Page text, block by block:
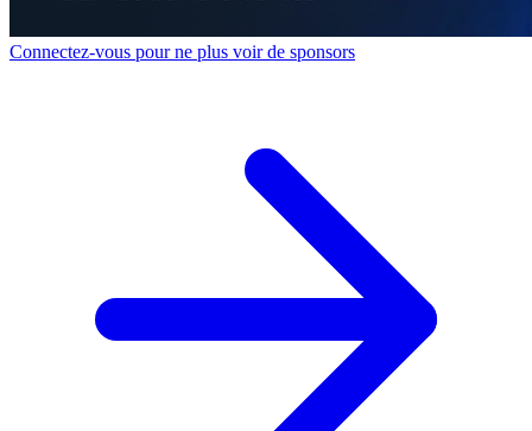
Connectez-vous pour ne plus voir de sponsors